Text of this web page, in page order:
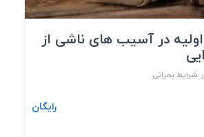
در آسیب های ناشی از
شرایط بحرانی
رایگان